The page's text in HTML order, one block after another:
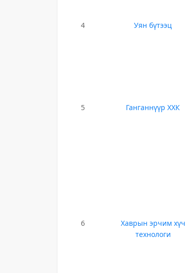
4
Уян бүтээц
5
Ганганнүүр ХХК
6
Хаврын эрчим хүч
технологи